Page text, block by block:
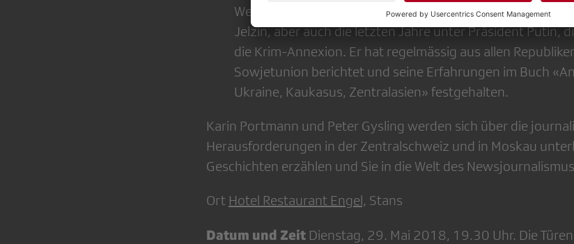
Weltgeschichte miterlebt: den Zerfall der UdSSR, die
Jelzin, aber auch die letzten Jahre unter Präsident Putin,
die Krim-Annexion. Er hat regelmässig aus allen
Sowjetunion berichtet und seine Erfahrungen im Buch
Ukraine, Kaukasus, Zentralasien» festgehalten.
Karin Portmann und Peter Gysling werden sich über die
Herausforderungen in der Zentralschweiz und in Moskau
Geschichten erzählen und Sie in die Welt des
Ort Hotel Restaurant Engel, Stans
Datum und Zeit Dienstag, 29. Mai 2018, 19.30 Uhr. Die